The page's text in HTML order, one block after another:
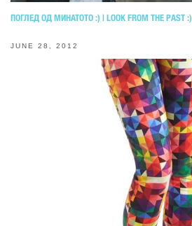
ПОГЛЕД ОД МИНАТОТО :) | LOOK FROM THE PAST :)
JUNE 28, 2012